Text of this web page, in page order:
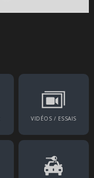
VIDÉOS / ESSAIS